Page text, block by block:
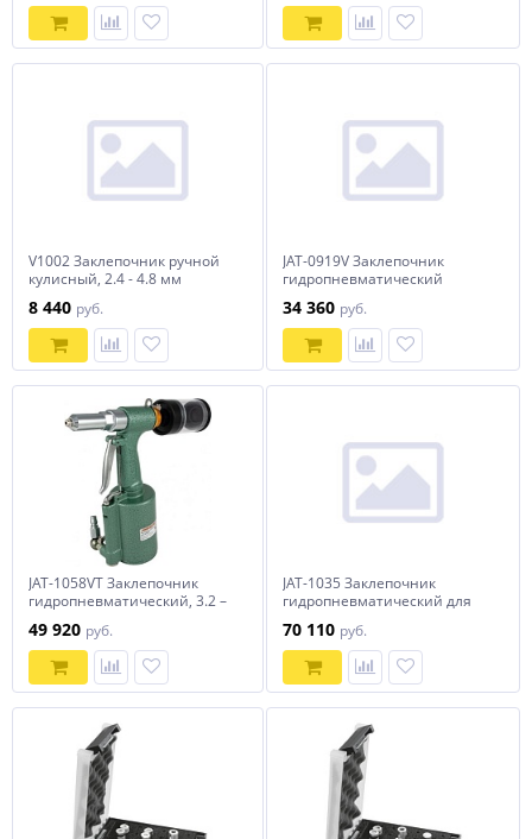
М3,М4,М5,М6
V1002 Заклепочник ручной
кулисный, 2.4 - 4.8 мм
8 440 руб.
JAT-0919V Заклепочник
гидропневматический
34 360 руб.
JAT-1058VT Заклепочник
гидропневматический, 3.2 –
49 920 руб.
JAT-1035 Заклепочник
гидропневматический для
70 110 руб.